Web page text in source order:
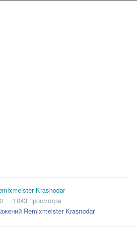
Krasnodar
1 043 просмотра
Remixmeister Krasnodar